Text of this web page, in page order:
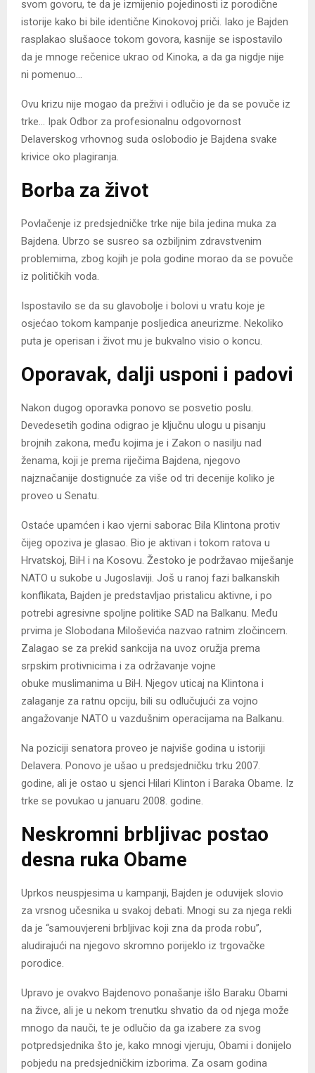
svom govoru, te da je izmijenio pojedinosti iz porodične
istorije kako bi bile identične Kinokovoj priči. Iako je Bajden
rasplakao slušaoce tokom govora, kasnije se ispostavilo
da je mnoge rečenice ukrao od Kinoka, a da ga nigdje nije
ni pomenuo…
Ovu krizu nije mogao da preživi i odlučio je da se povuče iz
trke… Ipak Odbor za profesionalnu odgovornost
Delaverskog vrhovnog suda oslobodio je Bajdena svake
krivice oko plagiranja.
Borba za život
Povlačenje iz predsjedničke trke nije bila jedina muka za
Bajdena. Ubrzo se susreo sa ozbiljnim zdravstvenim
problemima, zbog kojih je pola godine morao da se povuče
iz političkih voda.
Ispostavilo se da su glavobolje i bolovi u vratu koje je
osjećao tokom kampanje posljedica aneurizme. Nekoliko
puta je operisan i život mu je bukvalno visio o koncu.
Oporavak, dalji usponi i padovi
Nakon dugog oporavka ponovo se posvetio poslu.
Devedesetih godina odigrao je ključnu ulogu u pisanju
brojnih zakona, među kojima je i Zakon o nasilju nad
ženama, koji je prema riječima Bajdena, njegovo
najznačanije dostignuće za više od tri decenije koliko je
proveo u Senatu.
Ostaće upamćen i kao vjerni saborac Bila Klintona protiv
čijeg opoziva je glasao. Bio je aktivan i tokom ratova u
Hrvatskoj, BiH i na Kosovu. Žestoko je podržavao miješanje
NATO u sukobe u Jugoslaviji. Još u ranoj fazi balkanskih
konflikata, Bajden je predstavljao pristalicu aktivne, i po
potrebi agresivne spoljne politike SAD na Balkanu. Među
prvima je Slobodana Miloševića nazvao ratnim zločincem.
Zalagao se za prekid sankcija na uvoz oružja prema
srpskim protivnicima i za održavanje vojne
obuke muslimanima u BiH. Njegov uticaj na Klintona i
zalaganje za ratnu opciju, bili su odlučujući za vojno
angažovanje NATO u vazdušnim operacijama na Balkanu.
Na poziciji senatora proveo je najviše godina u istoriji
Delavera. Ponovo je ušao u predsjedničku trku 2007.
godine, ali je ostao u sjenci Hilari Klinton i Baraka Obame. Iz
trke se povukao u januaru 2008. godine.
Neskromni brbljivac postao
desna ruka Obame
Uprkos neuspjesima u kampanji, Bajden je oduvijek slovio
za vrsnog učesnika u svakoj debati. Mnogi su za njega rekli
da je “samouvjereni brbljivac koji zna da proda robu”,
aludirajući na njegovo skromno porijeklo iz trgovačke
porodice.
Upravo je ovakvo Bajdenovo ponašanje išlo Baraku Obami
na živce, ali je u nekom trenutku shvatio da od njega može
mnogo da nauči, te je odlučio da ga izabere za svog
potpredsjednika što je, kako mnogi vjeruju, Obami i donijelo
pobjedu na predsjedničkim izborima. Za osam godina